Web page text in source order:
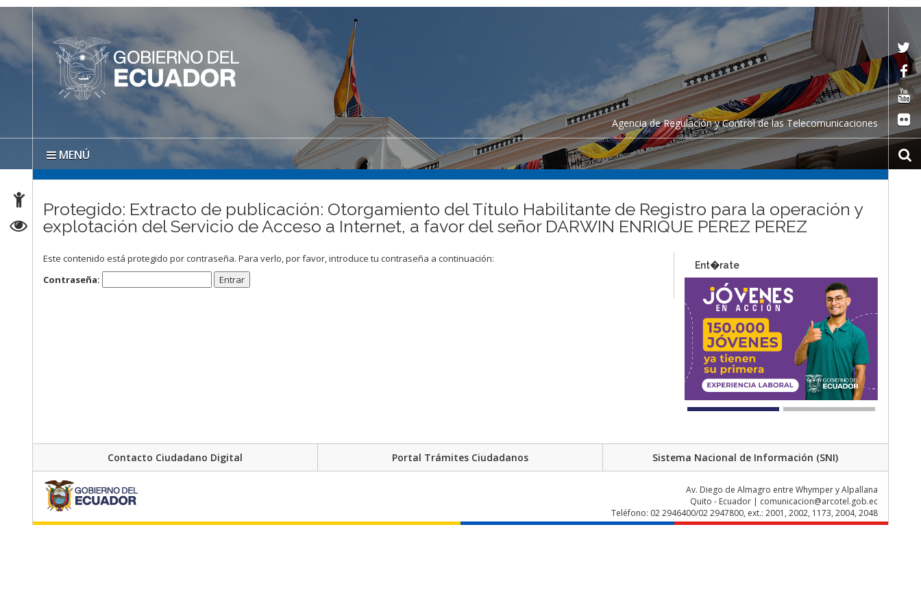
Agencia de Regulación y Control de las Telecomunicaciones
MENÚ
Protegido: Extracto de publicación: Otorgamiento del Título Habilitante de Registro para la operación y
explotación del Servicio de Acceso a Internet, a favor del señor DARWIN ENRIQUE PEREZ PEREZ
Este contenido está protegido por contraseña. Para verlo, por favor, introduce tu contraseña a continuación:
Contraseña:
Ent�rate
Contacto Ciudadano Digital Portal Trámites Ciudadanos Sistema Nacional de Información (SNI)
Av. Diego de Almagro entre Whymper y Alpallana
Quito - Ecuador | comunicacion@arcotel.gob.ec
Teléfono: 02 2946400/02 2947800, ext.: 2001, 2002, 1173, 2004, 2048